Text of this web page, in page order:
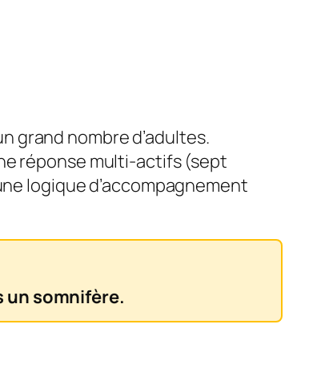
grand nombre d’adultes.
réponse multi-actifs (sept
logique d’accompagnement
un somnifère.